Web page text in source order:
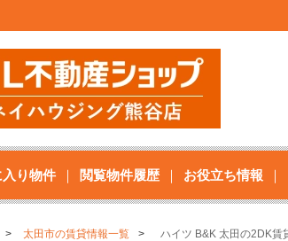
入り物件 閲覧物件履歴 お役立ち情報
太田市の賃貸情報一覧 ハイツ B&K 太田の2DK賃